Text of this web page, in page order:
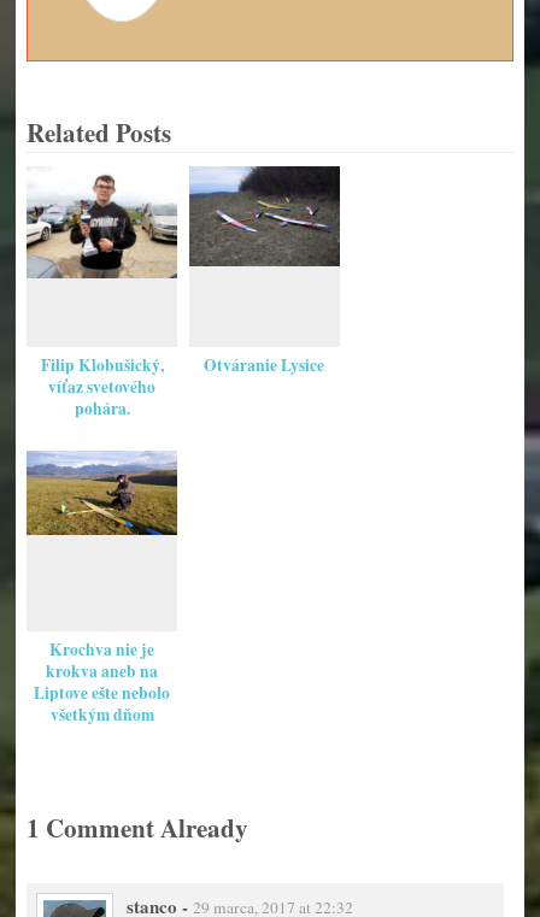
Related Posts
Filip Klobušický,
víťaz svetového
pohára.
Otváranie Lysice
Krochva nie je
krokva aneb na
Liptove ešte nebolo
všetkým dňom
1 Comment Already
stanco - 29 marca, 2017 at 22:32